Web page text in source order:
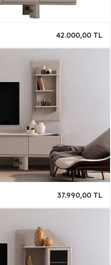
42.000,00 TL
37.990,00 TL